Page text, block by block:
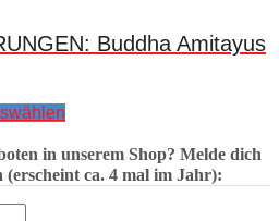
variants.
options
may
be
chosen
on
Buddha Amitayus
has
multiple
in unserem Shop? Melde dich
ca. 4 mal im Jahr):